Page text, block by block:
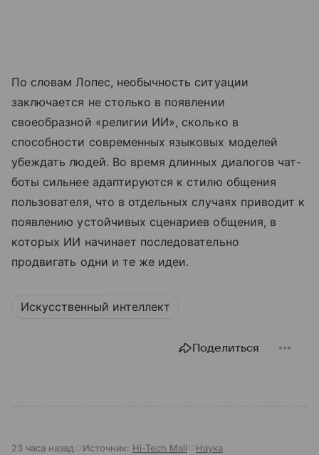
По словам Лопес, необычность ситуации
заключается не столько в появлении
своеобразной «религии ИИ», сколько в
способности современных языковых моделей
убеждать людей. Во время длинных диалогов чат-
боты сильнее адаптируются к стилю общения
пользователя, что в отдельных случаях приводит к
появлению устойчивых сценариев общения, в
которых ИИ начинает последовательно
продвигать одни и те же идеи.
Искусственный интеллект
Поделиться
23 часа назад Источник: Hi-Tech Mail Наука